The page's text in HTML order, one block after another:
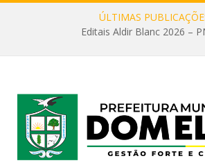
ÚLTIMAS
Editais Aldir Blanc 2026 –